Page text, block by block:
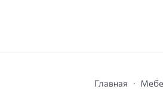
Главная